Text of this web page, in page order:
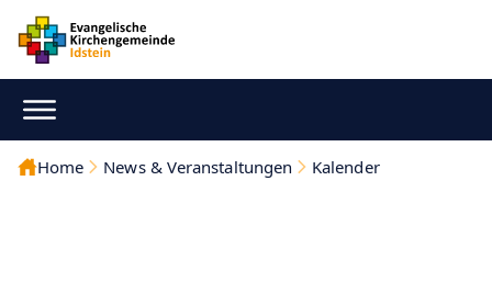
Home News & Veranstaltungen Kalender